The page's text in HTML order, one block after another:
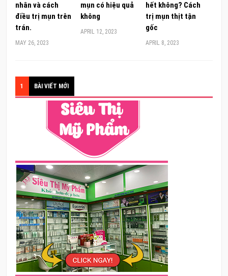
nhân và cách
điều trị mụn trên
trán.
MAY 26, 2023
mụn có hiệu quả
không
APRIL 12, 2023
hết không? Cách
trị mụn thịt tận
gốc
APRIL 8, 2023
1 BÀI VIẾT MỚI